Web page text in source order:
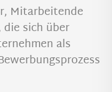
Mitarbeitende
sich über
als